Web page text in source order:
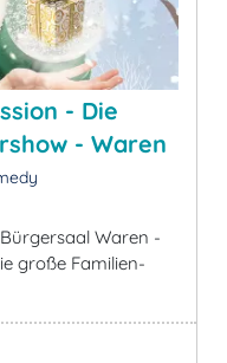
- Die
- Waren
Waren -
große Familien-